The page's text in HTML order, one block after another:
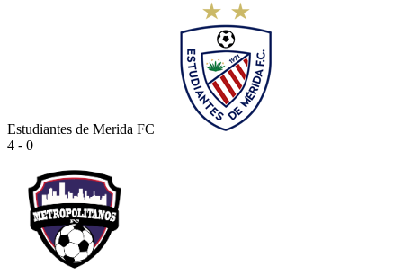
Estudiantes de Merida FC
4 - 0